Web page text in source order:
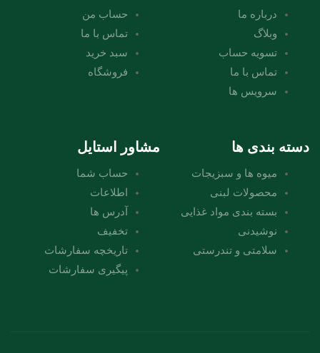
درباره ما
وبلاگ
تسویه حساب
تماس با ما
سرویس ها
حساب من
تماس با ما
سبد خرید
فروشگاه
دسته بندی ها
میوه ها و سبزیجات
محصولات لبنی
بسته بندی مواد غذایی
نوشیدنی
سلامتی و تندرستی
مشاور استایل
حساب شما
اطلاعات
آدرس ها
تخفیف
تاریخچه سفارشات
پیگیری سفارشات